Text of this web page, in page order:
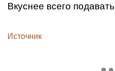
Вкуснее всего
Источник